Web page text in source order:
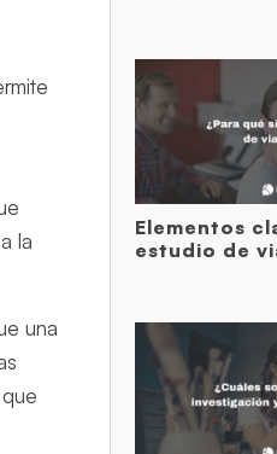
la
una
Elementos
estudio de